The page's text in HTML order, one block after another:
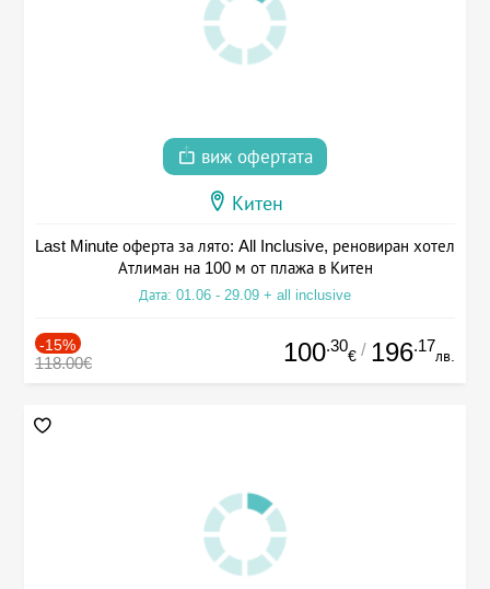
виж офертата
Китен
Last Minute оферта за лято: All Inclusive, реновиран хотел
Атлиман на 100 м от плажа в Китен
Дата: 01.06 - 29.09 + all inclusive
-15%
118.00€ 100.30
€ / 196.17
лв.